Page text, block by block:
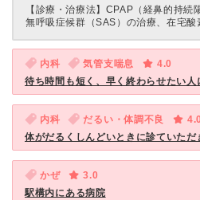
【診療・治療法】 CPAP（経鼻的持続
無呼吸症候群（SAS）の治療、在宅酸
内科 気管支喘息
4.0
待ち時間も短く、早く終わらせたい人
内科 だるい・体調不良
4.0
体がだるくしんどいときに診ていただ
かぜ
3.0
駅構内にある病院